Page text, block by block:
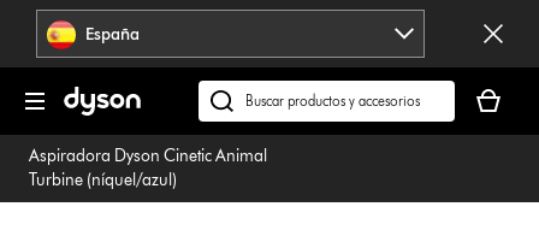
Omitir
navegación España
Buscar
en
dyson.es
cesta
está
Aspiradora Dyson Cinetic Animal
Turbine (níquel/azul)